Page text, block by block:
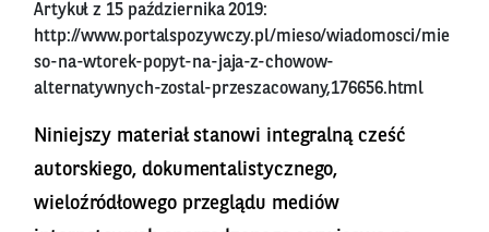
Artykuł z 15 października 2019:
http://www.portalspozywczy.pl/mieso/wiadomosci/mie
so-na-wtorek-popyt-na-jaja-z-chowow-
alternatywnych-zostal-przeszacowany,176656.html
Niniejszy materiał stanowi integralną cześć
autorskiego, dokumentalistycznego,
wieloźródłowego przeglądu mediów